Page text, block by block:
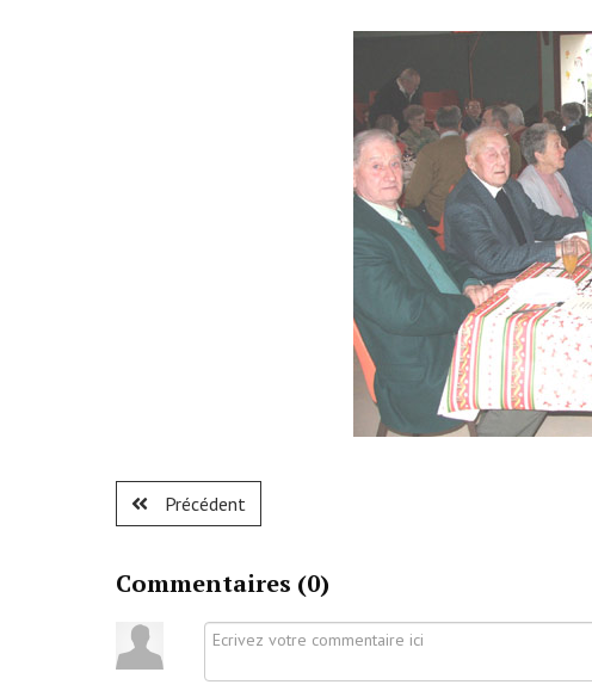
Précédent
Commentaires (0)